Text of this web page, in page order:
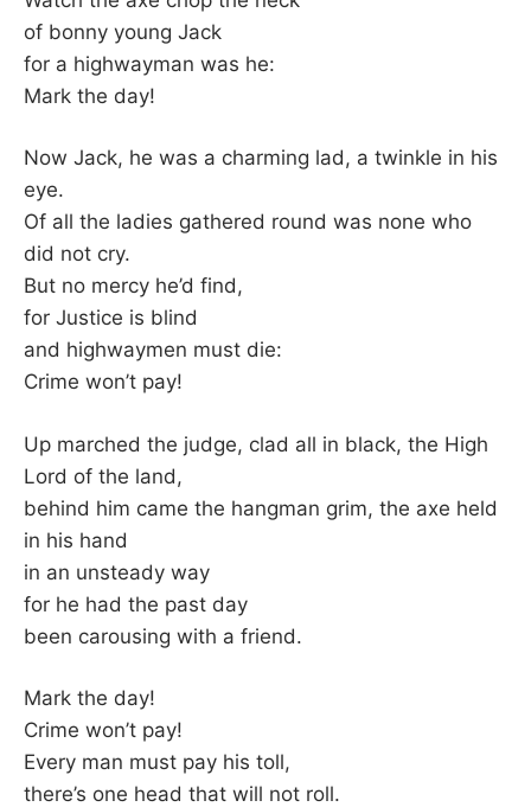
of bonny young Jack
for a highwayman was he:
Mark the day!
Now Jack, he was a charming lad, a twinkle in his
eye.
Of all the ladies gathered round was none who
did not cry.
But no mercy he’d find,
for Justice is blind
and highwaymen must die:
Crime won’t pay!
Up marched the judge, clad all in black, the High
Lord of the land,
behind him came the hangman grim, the axe held
in his hand
in an unsteady way
for he had the past day
been carousing with a friend.
Mark the day!
Crime won’t pay!
Every man must pay his toll,
there’s one head that will not roll.